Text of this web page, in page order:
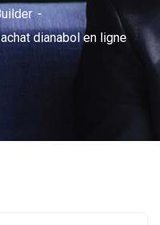
dianabol en ligne